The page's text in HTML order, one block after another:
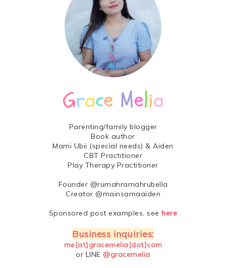
Parenting/family blogger
Book author
Mami Ubii (special needs) & Aiden
CBT Practitioner
Play Therapy Practitioner
Founder @rumahramahrubella
Creator @mainsamaaiden
Sponsored post examples, seehere
Business inquiries:
me[at]gracemelia[dot]com
or LINE @gracemelia